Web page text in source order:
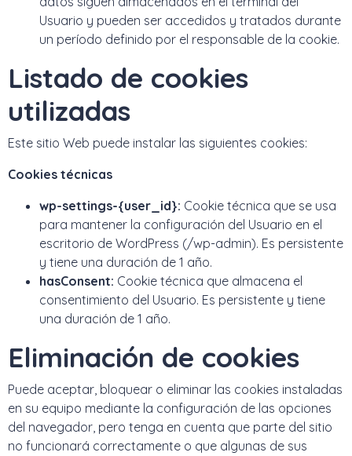
Usuario y pueden ser accedidos y tratados durante
un período definido por el responsable de la cookie.
Listado de cookies
utilizadas
Este sitio Web puede instalar las siguientes cookies:
Cookies técnicas
wp-settings-{user_id}: Cookie técnica que se usa
para mantener la configuración del Usuario en el
escritorio de WordPress (/wp-admin). Es persistente
y tiene una duración de 1 año.
hasConsent: Cookie técnica que almacena el
consentimiento del Usuario. Es persistente y tiene
una duración de 1 año.
Eliminación de cookies
Puede aceptar, bloquear o eliminar las cookies instaladas
en su equipo mediante la configuración de las opciones
del navegador, pero tenga en cuenta que parte del sitio
no funcionará correctamente o que algunas de sus